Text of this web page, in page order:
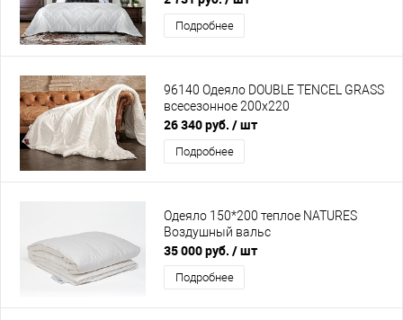
Подробнее
96140 Одеяло DOUBLE TENCEL GRASS
всесезонное 200х220
26 340 руб. / шт
Подробнее
Одеяло 150*200 теплое NATURES
Воздушный вальс
35 000 руб. / шт
Подробнее